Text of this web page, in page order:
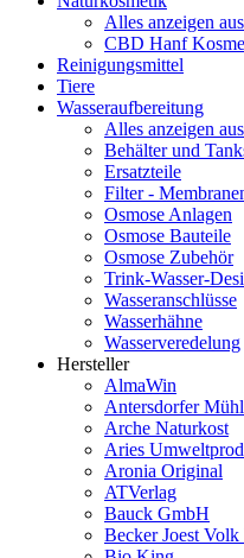
Alles anzeigen
CBD Hanf
Reinigungsmittel
Tiere
Wasseraufbereitung
Alles anzeigen
Behälter und
Ersatzteile
Filter -
Osmose Anlagen
Osmose Bauteile
Osmose Zubehör
Trink-Wasser-
Wasseranschlüsse
Wasserhähne
Wasserveredelung
Hersteller
AlmaWin
Antersdorfer
Arche Naturkost
Aries
Aronia Original
ATVerlag
Bauck GmbH
Becker Joest Volk